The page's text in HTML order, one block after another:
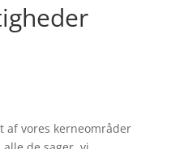
af vores kerneområder